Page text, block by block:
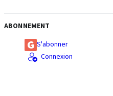
ABONNEMENT
S'abonner
Connexion